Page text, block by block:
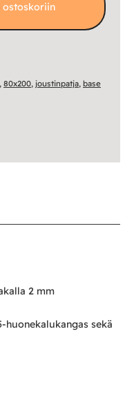
ostoskoriin
, 80x200, joustinpatja, base
2 mm
sekä